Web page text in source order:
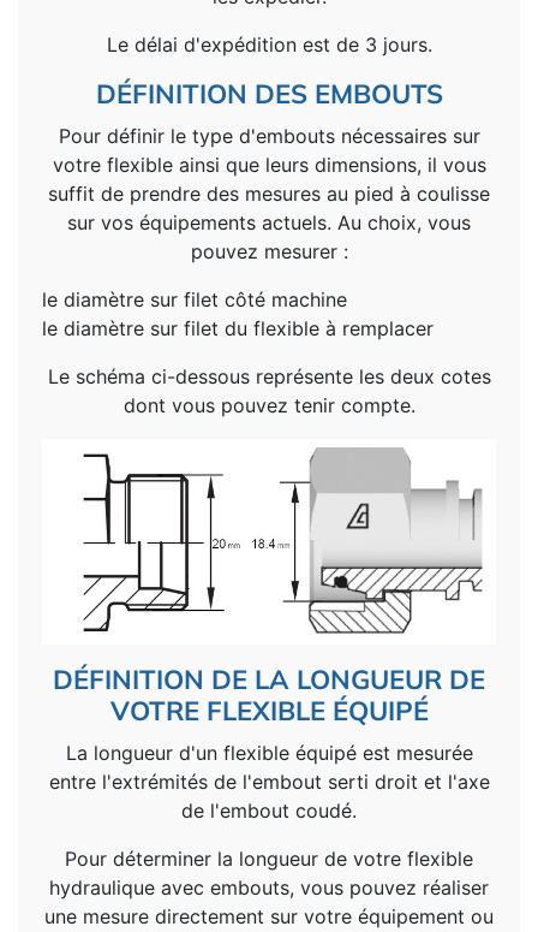
Le délai d'expédition est de 3 jours.
DÉFINITION DES EMBOUTS
Pour définir le type d'embouts nécessaires sur
votre flexible ainsi que leurs dimensions, il vous
suffit de prendre des mesures au pied à coulisse
sur vos équipements actuels. Au choix, vous
pouvez mesurer :
le diamètre sur filet côté machine
le diamètre sur filet du flexible à remplacer
Le schéma ci-dessous représente les deux cotes
dont vous pouvez tenir compte.
DÉFINITION DE LA LONGUEUR DE
VOTRE FLEXIBLE ÉQUIPÉ
La longueur d'un flexible équipé est mesurée
entre l'extrémités de l'embout serti droit et l'axe
de l'embout coudé.
Pour déterminer la longueur de votre flexible
hydraulique avec embouts, vous pouvez réaliser
une mesure directement sur votre équipement ou